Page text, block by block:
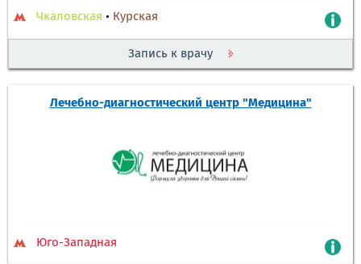
Чкаловская • Курская
Запись к врачу
Лечебно-диагностический центр "Медицина"
Юго-Западная